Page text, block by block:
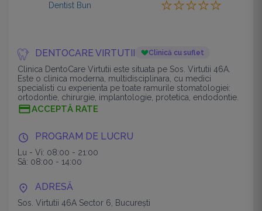
DENTOCARE VIRTUTII Clinică cu suflet
Clinica DentoCare Virtutii este situata pe Sos. Virtutii 46A.
Este o clinica moderna, multidisciplinara, cu medici
specialisti cu experienta pe toate ramurile stomatologiei:
ortodontie, chirurgie, implantologie, protetica, endodontie.
ACCEPTĂ RATE
PROGRAM DE LUCRU
Lu - Vi: 08:00 - 21:00
Sâ: 08:00 - 14:00
ADRESĂ
Sos. Virtutii 46A Sector 6, București